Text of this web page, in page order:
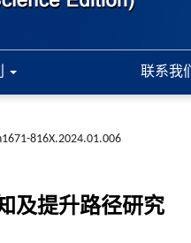
联系我们
816X.2024.01.006
及提升路径研究